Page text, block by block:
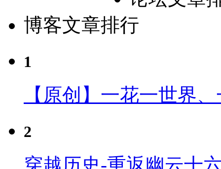
博客文章排行
1
【原创】一花一世界
2